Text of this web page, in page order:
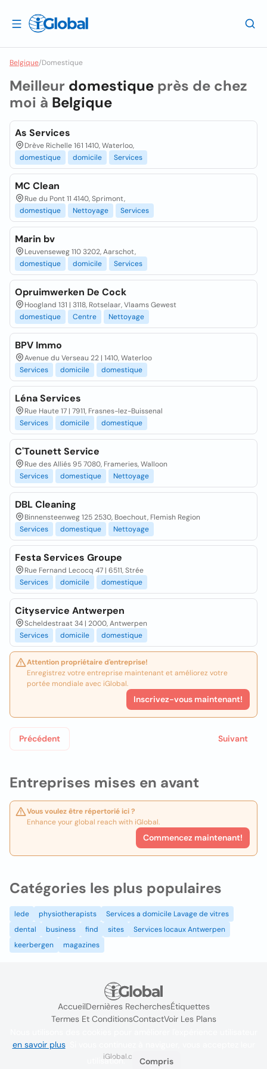
Belgique/Domestique
Entreprises mises en avant
Vous voulez être répertorié ici ?
Enhance your global reach with iGlobal.
Commencez maintenant!
Meilleur domestique près de chez
moi à Belgique
As Services
Drève Richelle 161 1410, Waterloo,
domestique
domicile Services
MC Clean
Rue du Pont 11 4140, Sprimont,
domestique
Nettoyage Services
Marin bv
Leuvenseweg 110 3202, Aarschot,
domestique
domicile Services
Opruimwerken De Cock
Hoogland 131 | 3118, Rotselaar, Vlaams Gewest
domestique
Centre Nettoyage
BPV Immo
Avenue du Verseau 22 | 1410, Waterloo
Services
domicile domestique
Léna Services
Rue Haute 17 | 7911, Frasnes-lez-Buissenal
Services
domicile domestique
C'Tounett Service
Rue des Alliés 95 7080, Frameries, Walloon
Services
domestique Nettoyage
DBL Cleaning
Binnensteenweg 125 2530, Boechout, Flemish Region
Services
domestique Nettoyage
Festa Services Groupe
Rue Fernand Lecocq 47 | 6511, Strée
Services
domicile domestique
Cityservice Antwerpen
Scheldestraat 34 | 2000, Antwerpen
Services
domicile domestique
Attention propriétaire d'entreprise!
Enregistrez votre entreprise maintenant et améliorez votre
portée mondiale avec iGlobal.
Inscrivez-vous maintenant!
Précédent Suivant
Catégories les plus populaires
lede physiotherapists
Services a domicile Lavage de vitres
dental
business find sites
Services locaux Antwerpen
keerbergen
magazines
AccueilDernières RecherchesÉtiquettes
Termes Et ConditionsContactVoir Les Plans
iGlobal.co @ 2024
en savoir plus. Si vous continuez à naviguer, vous acceptez leur
utilisation.
Compris